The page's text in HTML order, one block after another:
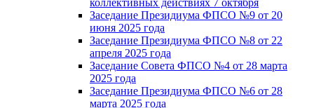
Заседание Президиума ФПСО №9 от 20
июня 2025 года
Заседание Президиума ФПСО №8 от 22
апреля 2025 года
Заседание Совета ФПСО №4 от 28 марта
2025 года
Заседание Президиума ФПСО №6 от 28
марта 2025 года